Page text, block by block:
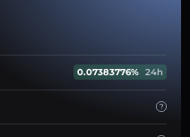
0.07383776% 24h